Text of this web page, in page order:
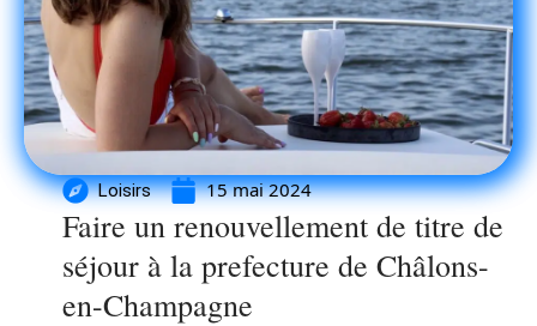
Loisirs 15 mai 2024
Faire un renouvellement de titre de
séjour à la prefecture de Châlons-
en-Champagne